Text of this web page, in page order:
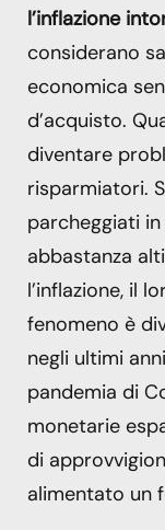
l’inflazione
considerano
economica
d’acquisto.
diventare
risparmiatori.
parcheggiati
abbastanza
l’inflazione, il
fenomeno è
negli ultimi
pandemia di
monetarie
di
alimentato un